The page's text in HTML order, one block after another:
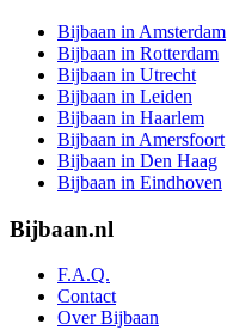
Bijbaan in Amsterdam
Bijbaan in Rotterdam
Bijbaan in Utrecht
Bijbaan in Leiden
Bijbaan in Haarlem
Bijbaan in Amersfoort
Bijbaan in Den Haag
Bijbaan in Eindhoven
Bijbaan.nl
F.A.Q.
Contact
Over Bijbaan